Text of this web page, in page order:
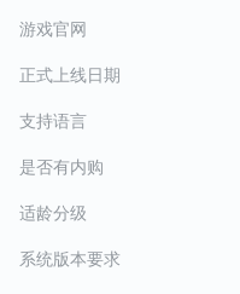
材料
3、特殊道具可通过完成悬赏
三、生物功能改动：
置对应的属性
2、生物穿戴符文后，增加对
3、生物符文装备具有品质区
质的符文
游戏官网
正式上线日期
支持语言
是否有内购
适龄分级
系统版本要求